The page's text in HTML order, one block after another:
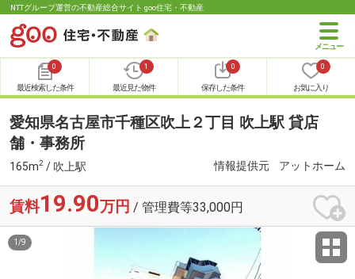
NTTグループ運営の不動産総合サイト goo住宅・不動産
0
最近検索した条件
1
最近見た物件
0
保存した条件
0
お気に入り
愛知県名古屋市千種区吹上２丁目 吹上駅 貸店
舗・事務所
165m2 / 吹上駅 情報提供元 アットホーム
賃料19.90万円 / 管理費等33,000円
1 /9